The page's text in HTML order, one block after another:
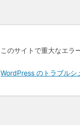
このサイトで重大なエラ
WordPress のトラブルシ